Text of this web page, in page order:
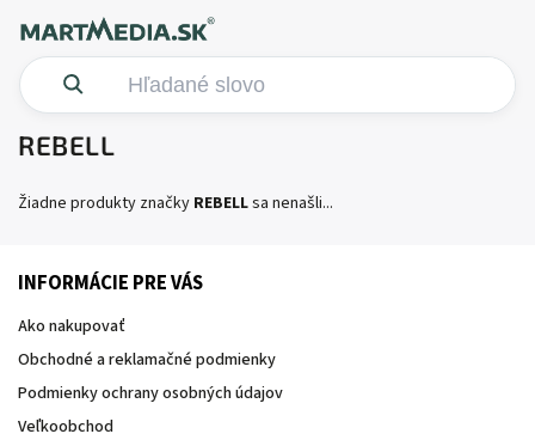
REBELL
Žiadne produkty značky REBELLsa nenašli...
INFORMÁCIE PRE VÁS
Ako nakupovať
Obchodné a reklamačné podmienky
Podmienky ochrany osobných údajov
Veľkoobchod